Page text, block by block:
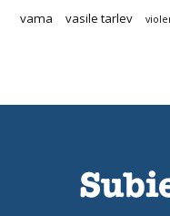
vama vasile tarlev